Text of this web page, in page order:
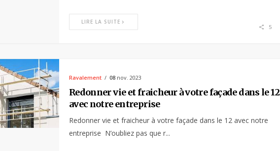
LIRE LA SUITE
5
Ravalement 08nov. 2023
Redonner vie et fraicheur à votre façade dans le 12
avec notre entreprise
Redonner vie et fraicheur à votre façade dans le 12 avec notre
entreprise N’oubliez pas que r...